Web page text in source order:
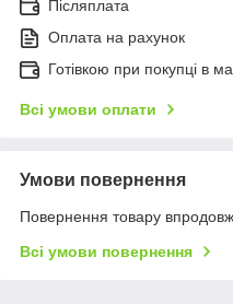
Післяплата
Оплата на рахунок
Готівкою при покупці в
Всі умови оплати
Умови повернення
Повернення товару
Всі умови повернення